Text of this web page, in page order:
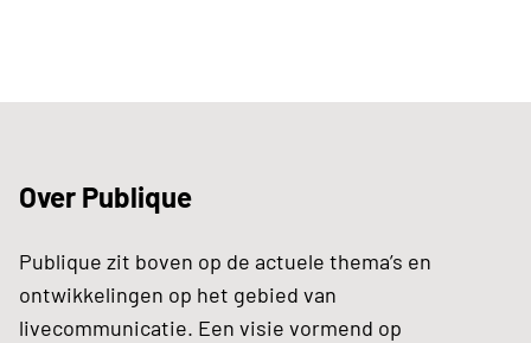
Over Publique
Publique zit boven op de actuele thema’s en
ontwikkelingen op het gebied van
livecommunicatie. Een visie vormend op